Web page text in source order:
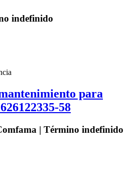
indefinido
para
58
| Término indefinido